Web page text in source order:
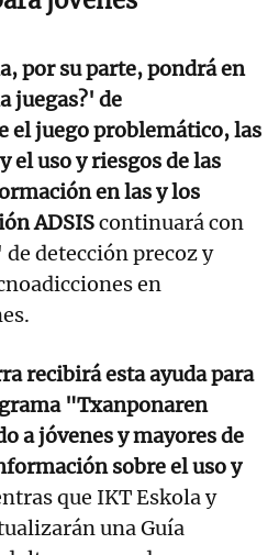
por su parte, pondrá en
juegas?' de
el juego problemático, las
el uso y riesgos de las
en las y los
ADSIScontinuará con
detección precoz y
en
recibirá esta ayuda para
"Txanponaren
a jóvenes y mayores de
sobre el uso y
que IKT Eskola y
una Guía